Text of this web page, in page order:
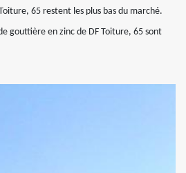
65 restent les plus bas du marché.
gouttière en zinc de DF Toiture, 65 sont